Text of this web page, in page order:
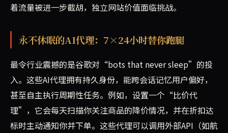
着流量被进一步截胡，独立网站价值面临挑战。
永不休眠的AI代理：7×24小时替你跑腿
最令行业震撼的是谷歌对“bots that never sleep”的投
入。这些AI代理拥有持久身份，能跨会话记忆用户偏好，
甚至自主执行周期性任务。例如，设置一个“比价代
理”，它会每天扫描你关注商品的降价情况，并在折扣达
标时主动通知你并下单。这些代理可以调用外部API（如航